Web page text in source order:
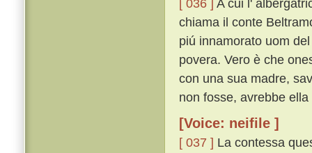
[ 036 ] A cui l'
chiama il conte
piú innamorato uom
povera. Vero è che
con una sua madre,
non fosse, avrebbe
[Voice: neifile ]
[ 037 ] La contessa